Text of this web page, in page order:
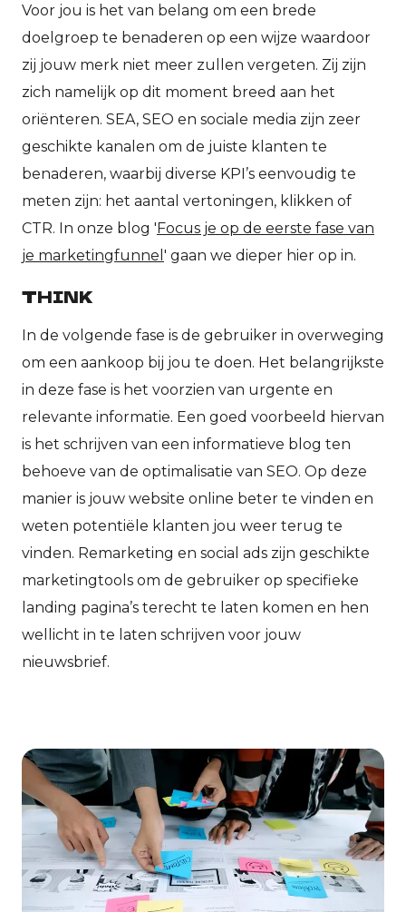
Voor jou is het van belang om een brede
doelgroep te benaderen op een wijze waardoor
zij jouw merk niet meer zullen vergeten. Zij zijn
zich namelijk op dit moment breed aan het
oriënteren. SEA, SEO en sociale media zijn zeer
geschikte kanalen om de juiste klanten te
benaderen, waarbij diverse KPI’s eenvoudig te
meten zijn: het aantal vertoningen, klikken of
CTR. In onze blog 'Focus je op de eerste fase van
je marketingfunnel ' gaan we dieper hier op in.
THINK
In de volgende fase is de gebruiker in overweging
om een aankoop bij jou te doen. Het belangrijkste
in deze fase is het voorzien van urgente en
relevante informatie. Een goed voorbeeld hiervan
is het schrijven van een informatieve blog ten
behoeve van de optimalisatie van SEO. Op deze
manier is jouw website online beter te vinden en
weten potentiële klanten jou weer terug te
vinden. Remarketing en social ads zijn geschikte
marketingtools om de gebruiker op specifieke
landing pagina’s terecht te laten komen en hen
wellicht in te laten schrijven voor jouw
nieuwsbrief.